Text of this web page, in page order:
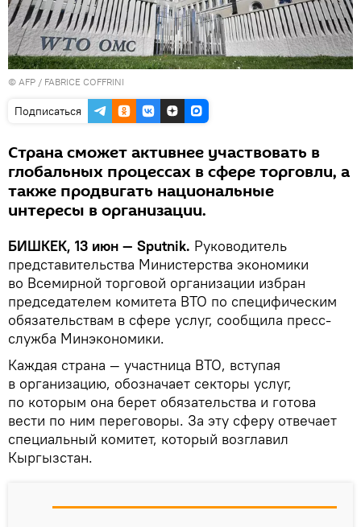
© AFP / FABRICE COFFRINI
Подписаться
Страна сможет активнее участвовать в
глобальных процессах в сфере торговли, а
также продвигать национальные
интересы в организации.
БИШКЕК, 13 июн — Sputnik. Руководитель
представительства Министерства экономики
во Всемирной торговой организации избран
председателем комитета ВТО по специфическим
обязательствам в сфере услуг, сообщила пресс-
служба Минэкономики.
Каждая страна — участница ВТО, вступая
в организацию, обозначает секторы услуг,
по которым она берет обязательства и готова
вести по ним переговоры. За эту сферу отвечает
специальный комитет, который возглавил
Кыргызстан.